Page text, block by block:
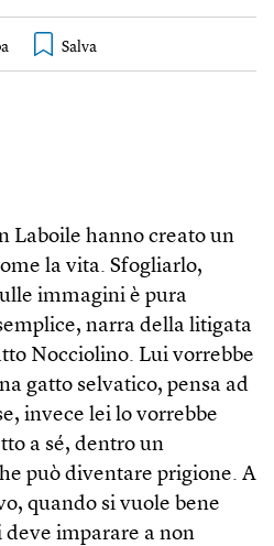
Laboile hanno creato un
la vita. Sfogliarlo,
immagini è pura
narra della litigata
Nocciolino. Lui vorrebbe
gatto selvatico, pensa ad
invece lei lo vorrebbe
a sé, dentro un
può diventare prigione. A
quando si vuole bene
deve imparare a non